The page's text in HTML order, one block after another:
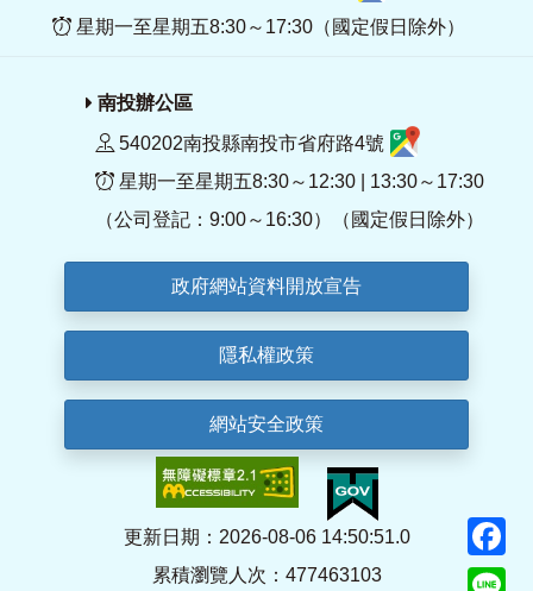
星期一至星期五8:30～17:30（國定假日除外）
南投辦公區
540202南投縣南投市省府路4號
星期一至星期五8:30～12:30 | 13:30～17:30
（公司登記：9:00～16:30）（國定假日除外）
政府網站資料開放宣告
隱私權政策
網站安全政策
更新日期：2026-08-06 14:50:51.0
累積瀏覽人次：477463103